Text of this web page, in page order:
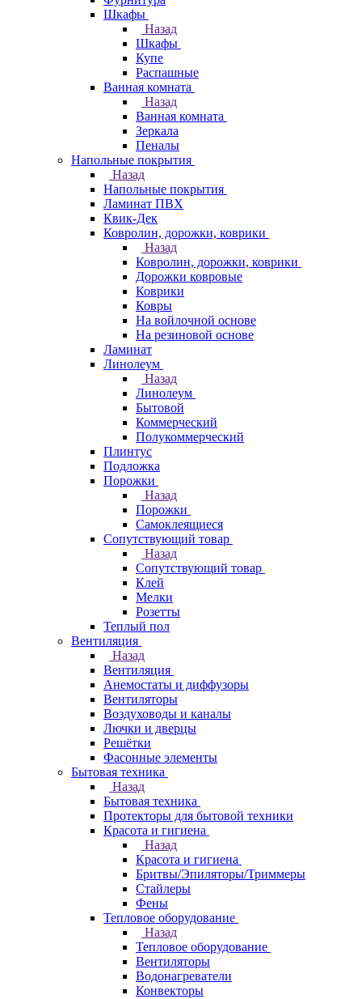
Шкафы
Назад
Шкафы
Купе
Распашные
Ванная комната
Назад
Ванная комната
Зеркала
Пеналы
Напольные покрытия
Назад
Напольные покрытия
Ламинат ПВХ
Квик-Дек
Ковролин, дорожки, коврики
Назад
Ковролин, дорожки, коврики
Дорожки ковровые
Коврики
Ковры
На войлочной основе
На резиновой основе
Ламинат
Линолеум
Назад
Линолеум
Бытовой
Коммерческий
Полукоммерческий
Плинтус
Подложка
Порожки
Назад
Порожки
Самоклеящиеся
Сопутствующий товар
Назад
Сопутствующий товар
Клей
Мелки
Розетты
Теплый пол
Вентиляция
Назад
Вентиляция
Анемостаты и диффузоры
Вентиляторы
Воздуховоды и каналы
Лючки и дверцы
Решётки
Фасонные элементы
Бытовая техника
Назад
Бытовая техника
Протекторы для бытовой техники
Красота и гигиена
Назад
Красота и гигиена
Бритвы/Эпиляторы/Триммеры
Стайлеры
Фены
Тепловое оборудование
Назад
Тепловое оборудование
Вентиляторы
Водонагреватели
Конвекторы